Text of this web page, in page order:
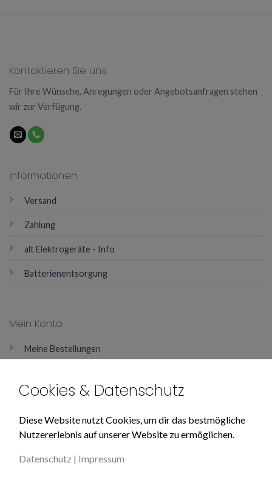
Kontaktieren Sie uns
Für Ihre Wünsche, Anregungen oder Angebotsanfragen stehen
wir zur Verfügung.
Mein Konto
Meine Bestellungen
Über Uns
Impressum
Datenschutz
Informationen
Versand
Zahlung
alt Elektrogeräte - Info
Batterienentsorgung
Cookies & Datenschutz
Diese Website nutzt Cookies, um dir das bestmögliche
Nutzererlebnis auf unserer Website zu ermöglichen.
Datenschutz | Impressum